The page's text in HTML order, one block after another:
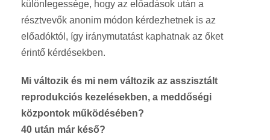
különlegessége, hogy az előadások után a
résztvevők anonim módon kérdezhetnek is az
előadóktól, így iránymutatást kaphatnak az őket
érintő kérdésekben.
Mi változik és mi nem változik az asszisztált
reprodukciós kezelésekben, a meddőségi
központok működésében?
40 után már késő?